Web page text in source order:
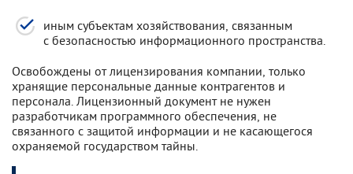
иным субъектам хозяйствования, связанным
с безопасностью информационного пространства.
Освобождены от лицензирования компании, только
хранящие персональные данные контрагентов и
персонала. Лицензионный документ не нужен
разработчикам программного обеспечения, не
связанного с защитой информации и не касающегося
охраняемой государством тайны.